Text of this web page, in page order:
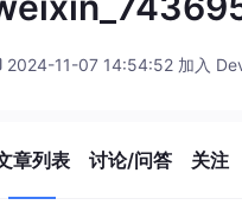
2024-11-07 14:54:52 加入
章列表 讨论/问答 关注